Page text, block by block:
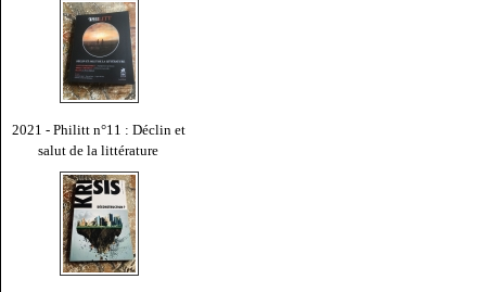
2021 - Philitt n°11 : Déclin et
salut de la littérature